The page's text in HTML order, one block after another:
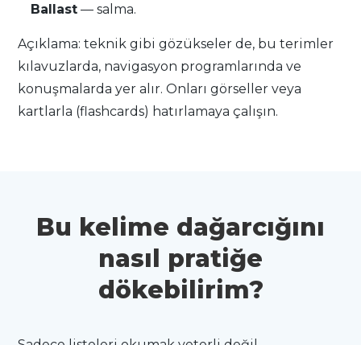
Ballast — salma.
Açıklama: teknik gibi gözükseler de, bu terimler
kılavuzlarda, navigasyon programlarında ve
konuşmalarda yer alır. Onları görseller veya
kartlarla (flashcards) hatırlamaya çalışın.
Bu kelime dağarcığını
nasıl pratiğe
dökebilirim?